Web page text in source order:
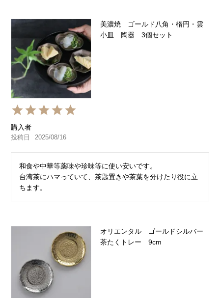
美濃焼 ゴールド八角・楕円・雲
小皿 陶器 3個セット
購入者
投稿日 2025/08/16
和食や中華等薬味や珍味等に使い安いです。
台湾茶にハマっていて、茶匙置きや茶葉を分けたり役に立
ちます。
オリエンタル ゴールドシルバー
茶たくトレー 9cm